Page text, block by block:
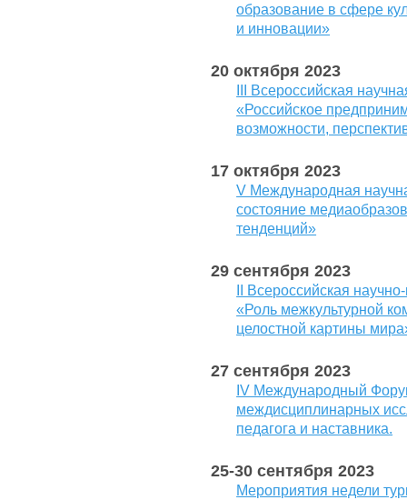
образование в сфере
и инновации»
20 октября 2023
III Всероссийская
«Российское
возможности,
17 октября 2023
V Международная
состояние
тенденций»
29 сентября 2023
II Всероссийская
«Роль межкультурной
целостной картины
27 сентября 2023
IV Международный
междисциплинарных
педагога и наставника.
25-30 сентября 2023
Мероприятия недели